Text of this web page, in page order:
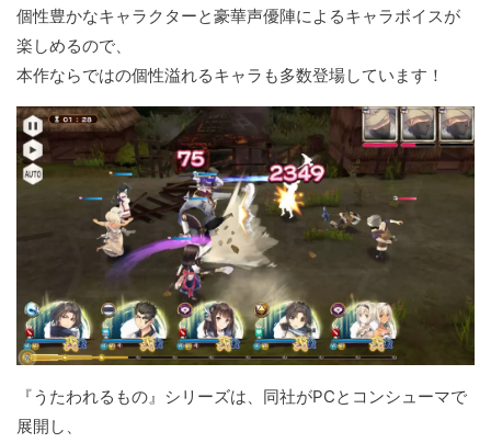
個性豊かなキャラクターと豪華声優陣によるキャラボイスが
楽しめるので、
本作ならではの個性溢れるキャラも多数登場しています！
『うたわれるもの』シリーズは、同社がPCとコンシューマで
展開し、